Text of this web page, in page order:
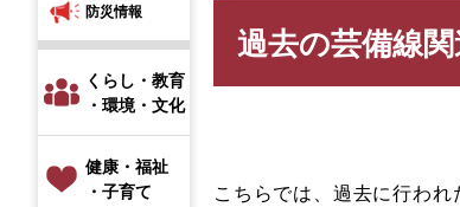
防災情報
くらし・教育
・環境・文化
健康・福祉
・子育て
過去の芸備線
こちらでは、過去に行われ